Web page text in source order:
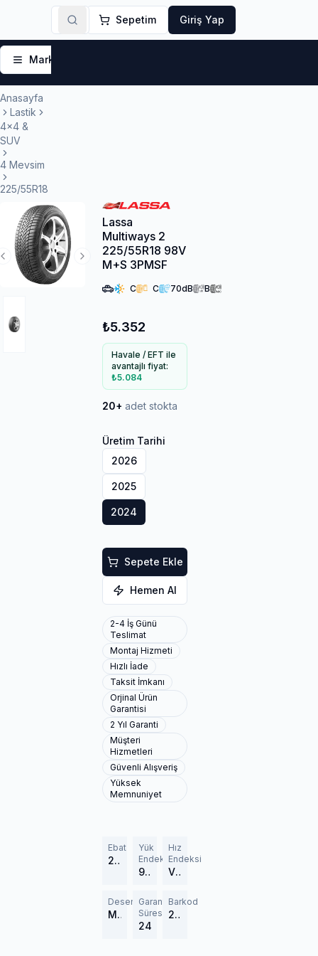
Sepetim Giriş Yap
Markalar
Anasayfa
Lastik
4x4 &
SUV
4 Mevsim
225/55R18
Next Slide
Previous Slide
Lassa
Multiways 2
225/55R18 98V
M+S 3PMSF
C C 70dB B
₺5.352
Havale / EFT ile
avantajlı fiyat:
₺5.084
20+ adet stokta
Üretim Tarihi
2026
2025
2024
Sepete Ekle
Hemen Al
2-4 İş Günü
Teslimat
Montaj Hizmeti
Hızlı İade
Taksit İmkanı
Orjinal Ürün
Garantisi
2 Yıl Garanti
Müşteri
Hizmetleri
Güvenli Alışveriş
Yüksek
Memnuniyet
Ebat
225/55R18
Yük
Endeksi
98 (750 kg)
Hız
Endeksi
V (240 km/h)
Desen
Multiways 2
Garanti
Süresi
24
Barkod
213145